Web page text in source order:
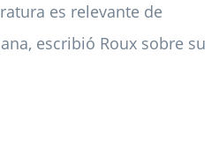
es relevante de
escribió Roux sobre su